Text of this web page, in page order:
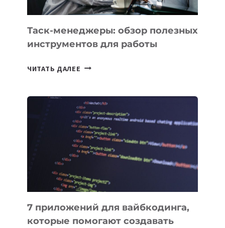
Таск-менеджеры: обзор полезных
инструментов для работы
ЧИТАТЬ ДАЛЕЕ ТАСК-
ПОЛЕЗНЫХ
ИНСТРУМЕНТОВ
ДЛЯ
РАБОТЫ
7 приложений для вайбкодинга,
которые помогают создавать